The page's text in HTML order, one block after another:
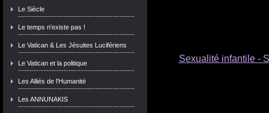
Le Siècle
Le temps n'existe pas !
Le Vatican & Les Jésuites Lucifériens
Le Vatican et la politique
Les Alliés de l'Humanité
Les ANNUNAKIS
Sexualité infantile -